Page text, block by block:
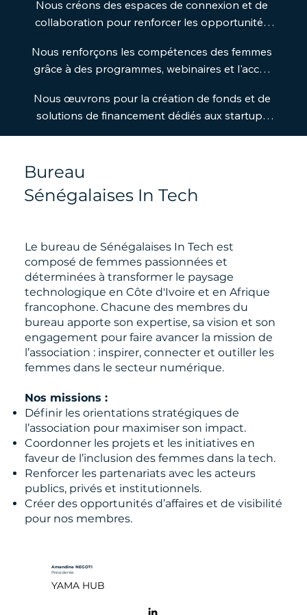
Nous créons des espaces de connexion et de
collaboration pour renforcer les opportunités
Nous renforçons les compétences des femmes
grâce à des programmes, webinaires et l'accès
compétitivité.
Nous œuvrons pour la création de fonds et de
solutions de financement dédiés aux startups
Bureau
Sénégalaises In Tech
Le bureau de Sénégalaises In Tech est
composé de femmes passionnées et
déterminées à transformer le paysage
technologique en Côte d'Ivoire et en Afrique
francophone. Chacune des membres du
bureau apporte son expertise, sa vision et son
engagement pour faire avancer la mission de
l’association : inspirer, connecter et outiller les
femmes dans le secteur numérique.
Nos missions :
Définir les orientations stratégiques de
l’association pour maximiser son impact.
Coordonner les projets et les initiatives en
faveur de l’inclusion des femmes dans la tech.
Renforcer les partenariats avec les acteurs
publics, privés et institutionnels.
Créer des opportunités d’affaires et de visibilité
pour nos membres.
Amandine NEGOTI
Présidente
YAMA HUB